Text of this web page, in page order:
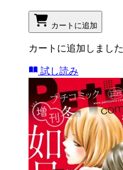
カートに追加
カートに追加しました
試し読み